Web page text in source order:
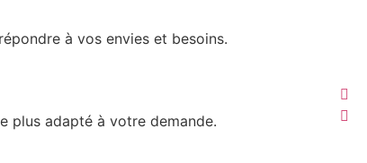
à vos envies et besoins.
plus adapté à votre demande.